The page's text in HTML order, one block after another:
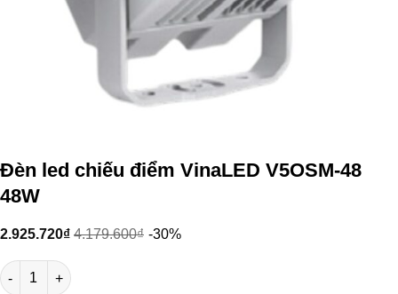
Đèn led chiếu điểm VinaLED V5OSM-48
48W
2.925.720₫ 4.179.600₫ -30%
Đèn led chiếu điểm VinaLED V5OSM-48 48W số lượng